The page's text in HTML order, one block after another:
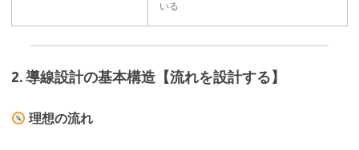
いる
2. 導線設計の基本構造【流れを設計する】
理想の流れ